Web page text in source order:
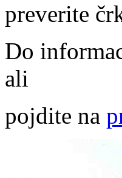
preverite
Do
ali
pojdite na